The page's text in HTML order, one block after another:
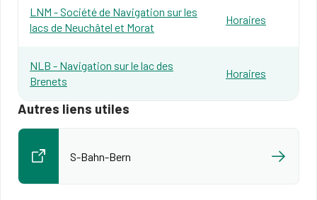
LNM - Société de Navigation sur les
lacs de Neuchâtel et Morat
Horaires​
NLB - Navigation sur le lac des
Brenets
Horaires
Autres liens utiles
S-Bahn-Bern